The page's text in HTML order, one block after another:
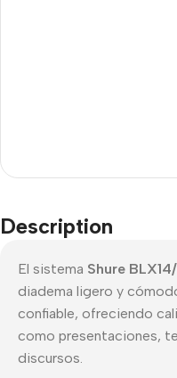
Description
El sistema Shure BLX14/
diadema ligero y
confiable, ofreciendo
como presentaciones,
discursos.